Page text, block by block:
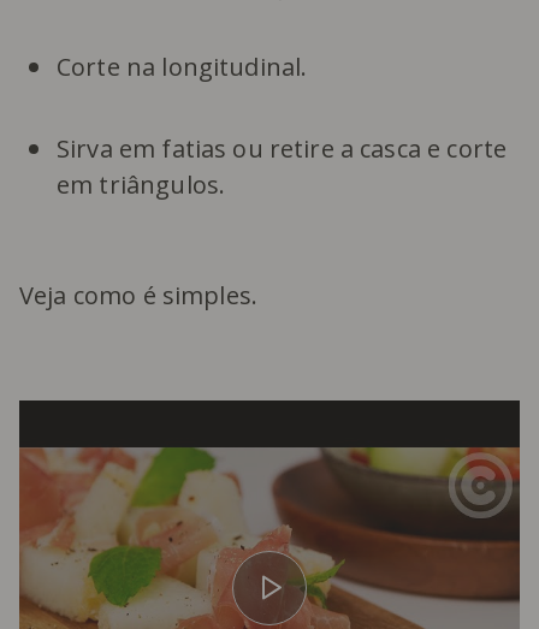
Corte na longitudinal.
Sirva em fatias ou retire a casca e corte
em triângulos.
Veja como é simples.